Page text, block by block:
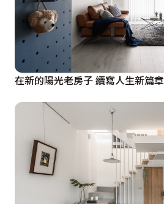
在新的陽光老房子 續寫人生新篇章